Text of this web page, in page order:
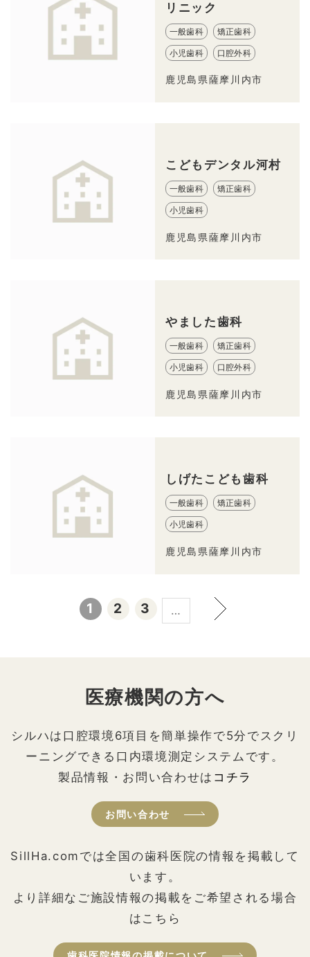
リニック
一般歯科 矯正歯科
小児歯科 口腔外科
鹿児島県薩摩川内市
こどもデンタル河村
一般歯科 矯正歯科
小児歯科
鹿児島県薩摩川内市
やました歯科
一般歯科 矯正歯科
小児歯科 口腔外科
鹿児島県薩摩川内市
しげたこども歯科
一般歯科 矯正歯科
小児歯科
鹿児島県薩摩川内市
1 2 3 …
医療機関の方へ
シルハは口腔環境6項目を簡単操作で5分でスクリ
ーニングできる口内環境測定システムです。
製品情報・お問い合わせは コチラ
お問い合わせ
SillHa.comでは全国の歯科医院の情報を掲載して
います。
より詳細なご施設情報の掲載をご希望される場合
はこちら